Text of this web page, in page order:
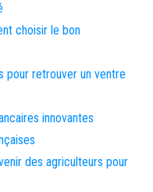
choisir le bon
pour retrouver un ventre
innovantes
des agriculteurs pour